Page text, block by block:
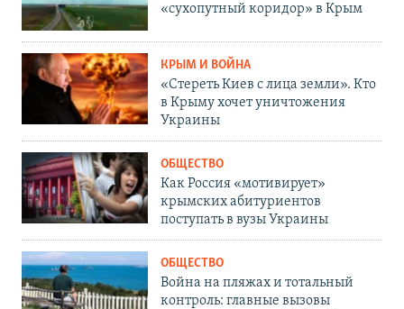
«сухопутный коридор» в Крым
КРЫМ И ВОЙНА
«Стереть Киев с лица земли». Кто
в Крыму хочет уничтожения
Украины
ОБЩЕСТВО
Как Россия «мотивирует»
крымских абитуриентов
поступать в вузы Украины
ОБЩЕСТВО
Война на пляжах и тотальный
контроль: главные вызовы